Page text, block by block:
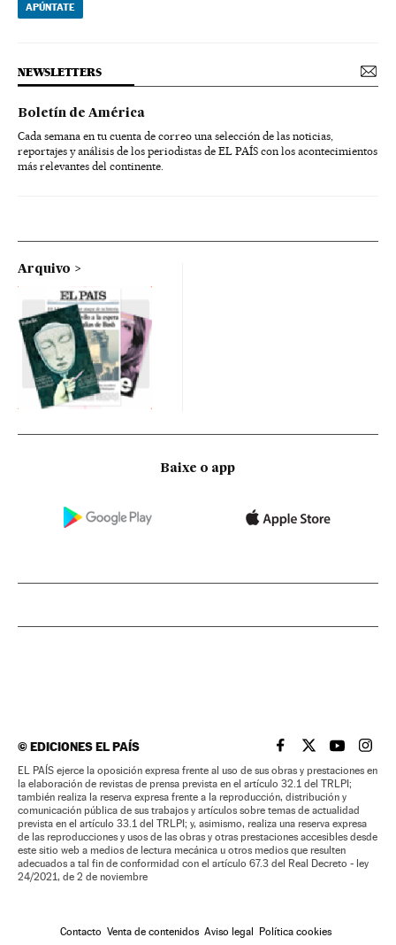
APÚNTATE
NEWSLETTERS
Boletín de América
Cada semana en tu cuenta de correo una selección de las noticias,
reportajes y análisis de los periodistas de EL PAÍS con los acontecimientos
más relevantes del continente.
Arquivo
Baixe o app
©EDICIONES EL PAÍS EL PAÍS BRASIL EN
EL PAÍSEL PAÍS
EL
EL PAÍS ejerce la oposición expresa frente al uso de sus obras y prestaciones en
la elaboración de revistas de prensa prevista en el artículo 32.1 del TRLPI;
también realiza la reserva expresa frente a la reproducción, distribución y
comunicación pública de sus trabajos y artículos sobre temas de actualidad
prevista en el artículo 33.1 del TRLPI; y, asimismo, realiza una reserva expresa
de las reproducciones y usos de las obras y otras prestaciones accesibles desde
este sitio web a medios de lectura mecánica u otros medios que resulten
adecuados a tal fin de conformidad con el artículo 67.3 del Real Decreto - ley
24/2021, de 2 de noviembre
Contacto Venta de contenidos Aviso legal Política cookies